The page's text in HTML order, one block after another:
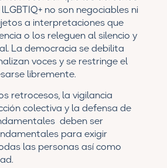
no son negociables ni
a interpretaciones que
o los releguen al silencio y
La democracia se debilita
voces y se restringe el
libremente.
retrocesos, la vigilancia
colectiva y la defensa de
deben ser
para exigir
las personas así como